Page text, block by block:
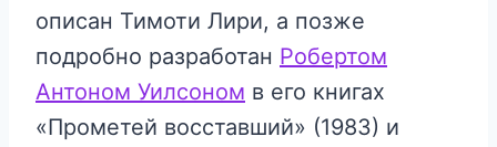
описан Тимоти Лири, а позже
подробно разработан Робертом
Антоном Уилсоном в его книгах
«Прометей восставший» (1983) и